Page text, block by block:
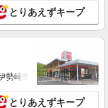
とりあえずキープ
勢崎市・太田市・館林市
とりあえずキープ